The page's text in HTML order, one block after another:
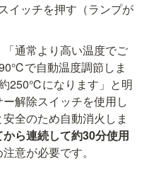
イッチを押す（ランプが
通常より高い温度でご
で自動温度調節しま
250℃になります」と明
解除スイッチを使用し
全のため自動消火しま
ら連続して約30分使用
意が必要です。